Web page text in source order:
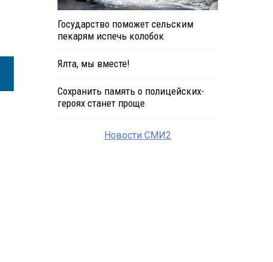
Государство поможет сельским
пекарям испечь колобок
Ялта, мы вместе!
Сохранить память о полицейских-
героях станет проще
Новости СМИ2